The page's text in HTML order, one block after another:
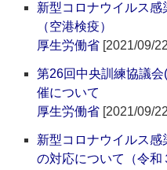
新型コロナウイルス
（空港検疫）
厚生労働省 [2021/09/
第26回中央訓練協議
催について
厚生労働省 [2021/09/
新型コロナウイルス
の対応について（令和